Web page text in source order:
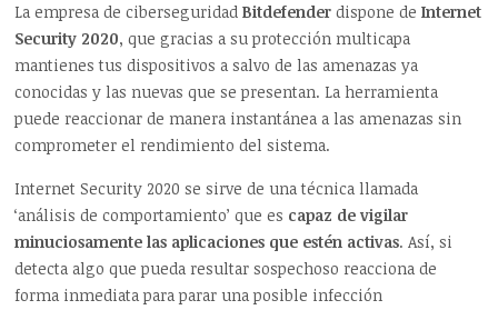
La empresa de ciberseguridadBitdefender dispone deInternet
Security 2020, que gracias a su protección multicapa
mantienes tus dispositivos a salvo de las amenazas ya
conocidas y las nuevas que se presentan. La herramienta
puede reaccionar de manera instantánea a las amenazas sin
comprometer el rendimiento del sistema.
Internet Security 2020 se sirve de una técnica llamada
‘análisis de comportamiento’ que es capaz de vigilar
minuciosamente las aplicaciones que estén activas. Así, si
detecta algo que pueda resultar sospechoso reacciona de
forma inmediata para parar una posible infección